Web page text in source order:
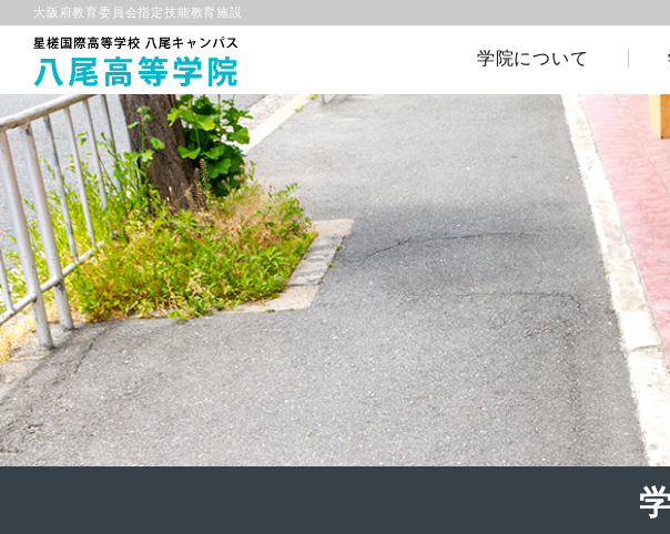
大阪府教育委員会指定技能教育施設
学院について